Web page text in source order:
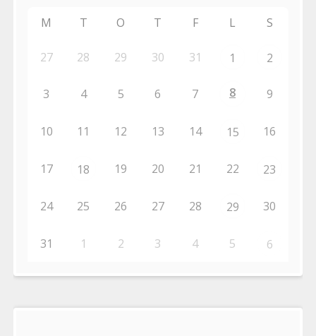
M T O T F L S
27 28 29 30 31 1 2
3 4 5 6 7 8 9
10 11 12 13 14 15 16
17 18 19 20 21 22 23
24 25 26 27 28 29 30
31 1 2 3 4 5 6